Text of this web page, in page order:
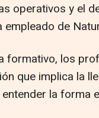
operativos y el
de
formativo, los
que implica la
la forma